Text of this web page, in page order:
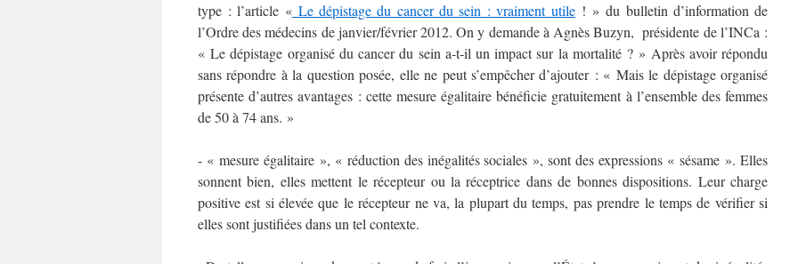
type : l’article «Le dépistage du cancer du sein : vraiment utile! » du bulletin d’information de
l’Ordre des médecins de janvier/février 2012. On y demande à Agnès Buzyn, présidente de l’INCa :
« Le dépistage organisé du cancer du sein a-t-il un impact sur la mortalité ? » Après avoir répondu
sans répondre à la question posée, elle ne peut s’empêcher d’ajouter : « Mais le dépistage organisé
présente d’autres avantages : cette mesure égalitaire bénéficie gratuitement à l’ensemble des femmes
de 50 à 74 ans. »
- « mesure égalitaire », « réduction des inégalités sociales », sont des expressions « sésame ». Elles
sonnent bien, elles mettent le récepteur ou la réceptrice dans de bonnes dispositions. Leur charge
positive est si élevée que le récepteur ne va, la plupart du temps, pas prendre le temps de vérifier si
elles sont justifiées dans un tel contexte.